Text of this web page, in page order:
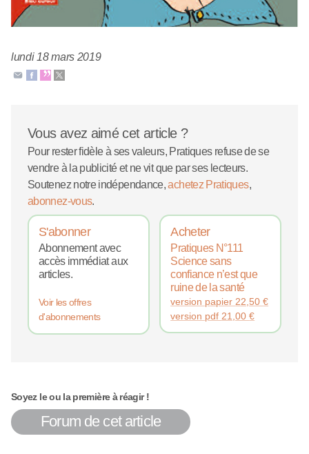
lundi 18 mars 2019
Vous avez aimé cet article ?
Pour rester fidèle à ses valeurs, Pratiques refuse de se
vendre à la publicité et ne vit que par ses lecteurs.
Soutenez notre indépendance,achetez Pratiques,
abonnez-vous.
S'abonner
Abonnement avec
accès immédiat aux
articles.
Voir les offres
d'abonnements
Acheter
Pratiques N°111
Science sans
confiance n’est que
ruine de la santé
version papier 22,50€
version pdf 21,00€
Soyez le ou la première à réagir !
Forum de cet article